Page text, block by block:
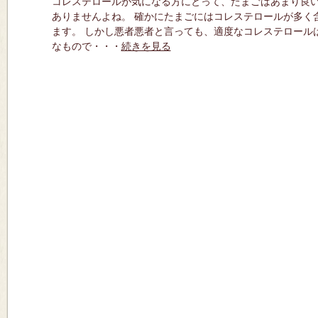
ありませんよね。 確かにたまごにはコレステロールが多く
ます。 しかし悪者悪者と言っても、適度なコレステロール
なもので・・・ 続きを見る